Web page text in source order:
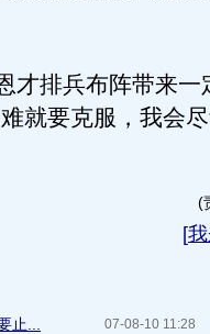
排兵布阵带来一
就要克服，我会
(
[
07-08-10 11:28
止...